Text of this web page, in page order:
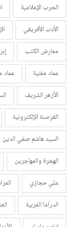
الحرب الإعلامية
الأدب الأفريقي
معارض الكتب
عماد مغنية
عماد
الأزهر الشريف
القرصنة الإلكترونية
السيد هاشم صفي الدين
الهجرة والمهاجرين
علي حجازي
الدراما الغربية